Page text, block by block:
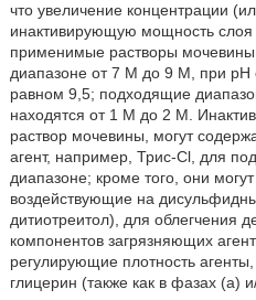
что увеличение концентрации
инактивирующую мощность
применимые растворы
диапазоне от 7 М до 9 М, при рН
равном 9,5; подходящие
находятся от 1 М до 2 М.
раствор мочевины, могут
агент, например, Трис-Cl, для
диапазоне; кроме того, они
воздействующие на
дитиотреитол), для облегчения
компонентов загрязняющих
регулирующие плотность
глицерин (также как в фазах (а)